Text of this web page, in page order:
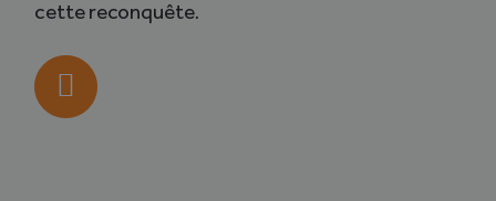
cette reconquête.